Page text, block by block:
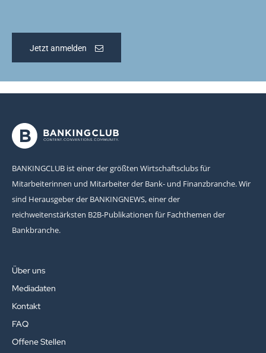
Jetzt anmelden
BANKINGCLUB ist einer der größten Wirtschaftsclubs für
Mitarbeiterinnen und Mitarbeiter der Bank- und Finanzbranche. Wir
sind Herausgeber der BANKINGNEWS, einer der
reichweitenstärksten B2B-Publikationen für Fachthemen der
Bankbranche.
Über uns
Mediadaten
Kontakt
FAQ
Offene Stellen